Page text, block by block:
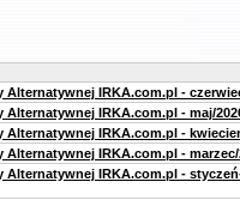
IRKA.com.pl -
IRKA.com.pl - maj/
IRKA.com.pl -
IRKA.com.pl - marzec/
IRKA.com.pl -